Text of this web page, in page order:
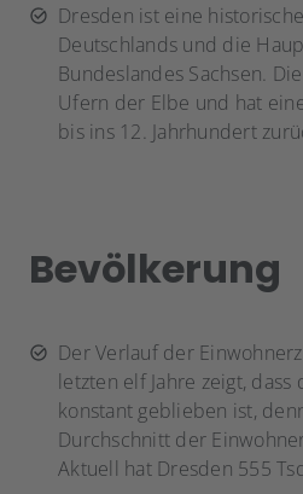
Dresden ist eine
Deutschlands und die
Bundeslandes Sachsen.
Ufern der Elbe und hat
bis ins 12. Jahrhundert
Bevölkerung
Der Verlauf der
letzten elf Jahre zeigt, dass
konstant geblieben ist,
Durchschnitt der
Aktuell hat Dresden 555